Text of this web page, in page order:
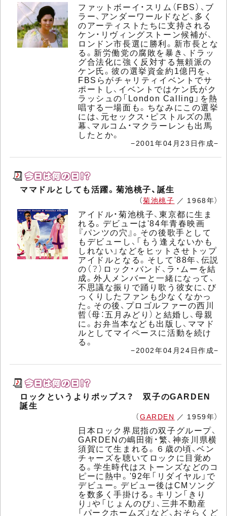
ファットボーイ・スリム（FBS）、ブ
ラー、アンダーワールドなど、多く
のアーティストたちに支持される
ケン・リヴィングストーン候補が、
ロンドン市長選に勝利。新市長とな
る。新労働党の腐敗を暴き、ドラッ
グ合法化に強く反対する無頼派の
ケン氏。彼の選挙資金約1億円を、
FBSらがチャリティイベントでサ
ポートし、イベントではケン氏がク
ラッシュの「London Calling」を熱
唱する一場面も。ちなみにこの選挙
には、元セックス・ピストルズの黒
幕、マルコム・マクラーレンも出馬
したとか。
−2001年04月23日作成−
ママドルとしても活躍。菊池桃子、誕生
（菊池桃子 ／ 1968年）
アイドル・菊池桃子、東京都に生ま
れる。デビューは'84年青春映画
『パンツの穴』。その後歌手として
もデビューし、「もう逢えないかも
しれない」などをヒットさせトップ
アイドルとなる。そして'88年、伝説
の（？）ロック・バンド、ラ・ムーを結
成。外人メンバーと一緒になって、
不思議な振りで踊り歌う彼女に、び
っくりしたファンも少なくなかっ
た。その後、プロゴルファーの西川
哲（母：五月みどり）と結婚し、母親
に。お弁当本なども出版し、ママド
ルとしてマイペースに活動を続け
る。
−2002年04月24日作成−
ロックというよりポップス？ 双子のGARDEN
誕生
（GARDEN ／ 1959年）
日本ロック界屈指の双子グループ、
GARDENの嶋田衛・繁、神奈川県横
須賀にて生まれる。６歳の頃、ベン
チャーズを聴いてロックに目覚め
る。学生時代はストーンズなどのコ
ピーに熱中。'92年「リダイヤル」で
デビュー。デビュー後はCMソング
を数多く手掛ける。キリン「きり
り」や「じょんのび」、三井不動産
「パークホームズ」など、おそらくど